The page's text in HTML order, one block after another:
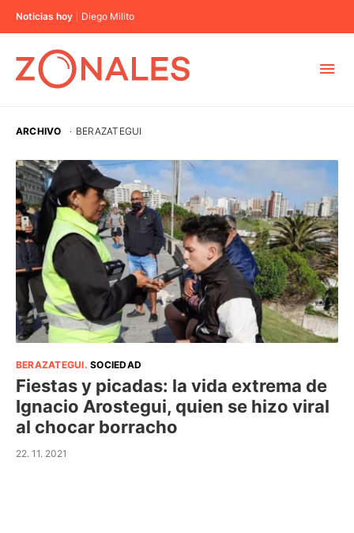
Noticias hoy Diego Milito
CABA
BUENOS AIRES
PROVINCIAS
ELECCIONES 2023
ARCHIVO · BERAZATEGUI
BERAZATEGUI.SOCIEDAD
Fiestas y picadas: la vida extrema de
Ignacio Arostegui, quien se hizo viral
al chocar borracho
22. 11. 2021